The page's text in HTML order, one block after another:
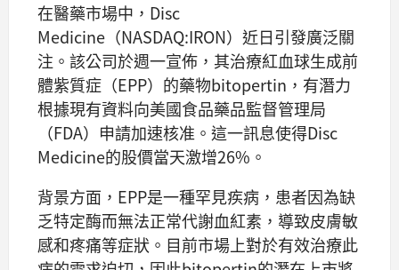
在醫藥市場中，Disc
Medicine（NASDAQ:IRON）近日引發廣泛關
注。該公司於週一宣佈，其治療紅血球生成前
體紫質症（EPP）的藥物bitopertin，有潛力
根據現有資料向美國食品藥品監督管理局
（FDA）申請加速核准。這一訊息使得Disc
Medicine的股價當天激增26%。
背景方面，EPP是一種罕見疾病，患者因為缺
乏特定酶而無法正常代謝血紅素，導致皮膚敏
感和疼痛等症狀。目前市場上對於有效治療此